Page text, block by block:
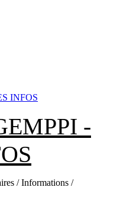
-
/ Informations /